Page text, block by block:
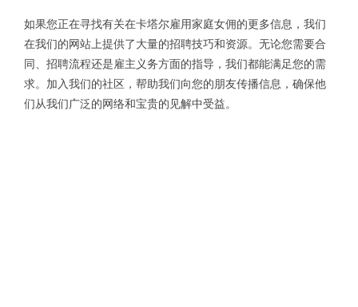
如果您正在寻找有关在卡塔尔雇用家庭女佣的更多信息，我们
在我们的网站上提供了大量的招聘技巧和资源。无论您需要合
同、招聘流程还是雇主义务方面的指导，我们都能满足您的需
求。加入我们的社区，帮助我们向您的朋友传播信息，确保他
们从我们广泛的网络和宝贵的见解中受益。